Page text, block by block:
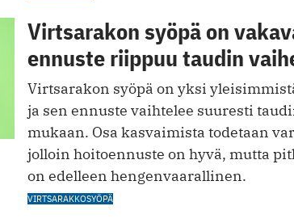
Virtsarakon syöpä on
ennuste riippuu taudin
Virtsarakon syöpä on yksi
ja sen ennuste vaihtelee suuresti
mukaan. Osa kasvaimista todetaan
jolloin hoitoennuste on hyvä, mutta
on edelleen hengenvaarallinen.
VIRTSARAKKOSYÖPÄ